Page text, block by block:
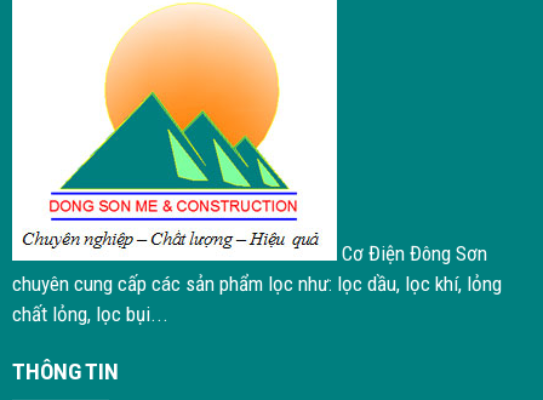
Cơ Điện Đông Sơn
chuyên cung cấp các sản phẩm lọc như: lọc dầu, lọc khí, lỏng
chất lỏng, lọc bụi...
THÔNG TIN